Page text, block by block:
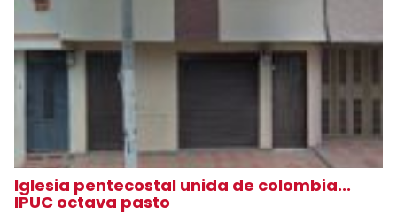
Iglesia pentecostal unida de colombia...
IPUC octava pasto